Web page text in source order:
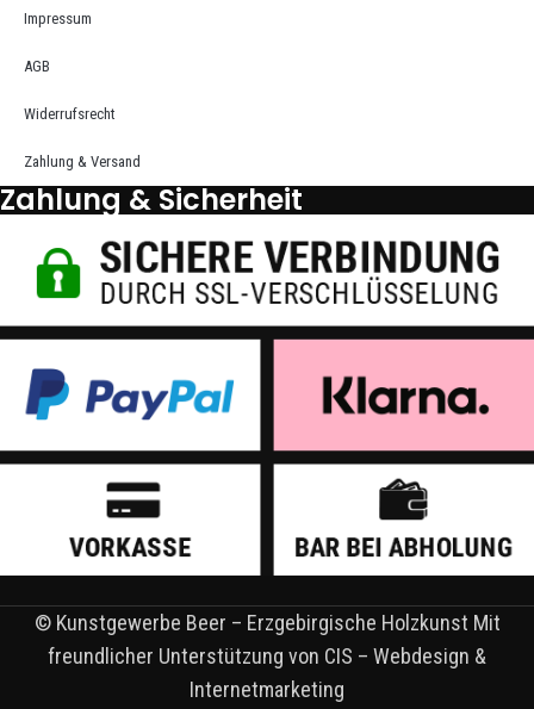
Impressum
AGB
Widerrufsrecht
Zahlung & Versand
Zahlung & Sicherheit
© Kunstgewerbe Beer – Erzgebirgische Holzkunst Mit
freundlicher Unterstützung von CIS – Webdesign &
Internetmarketing